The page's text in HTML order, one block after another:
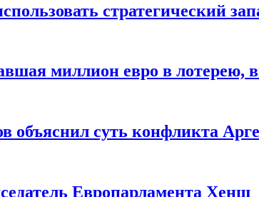
стратегический
миллион евро в лотерею,
объяснил суть конфликта
Европарламента Хенш